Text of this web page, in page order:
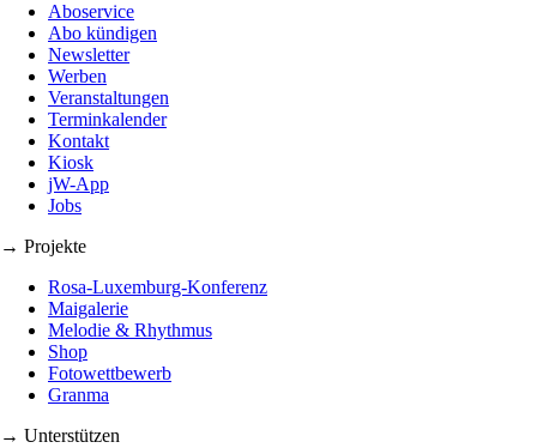
Aboservice
Abo kündigen
Newsletter
Werben
Veranstaltungen
Terminkalender
Kontakt
Kiosk
jW-App
Jobs
→ Projekte
Rosa-Luxemburg-Konferenz
Maigalerie
Melodie & Rhythmus
Shop
Fotowettbewerb
Granma
→ Unterstützen